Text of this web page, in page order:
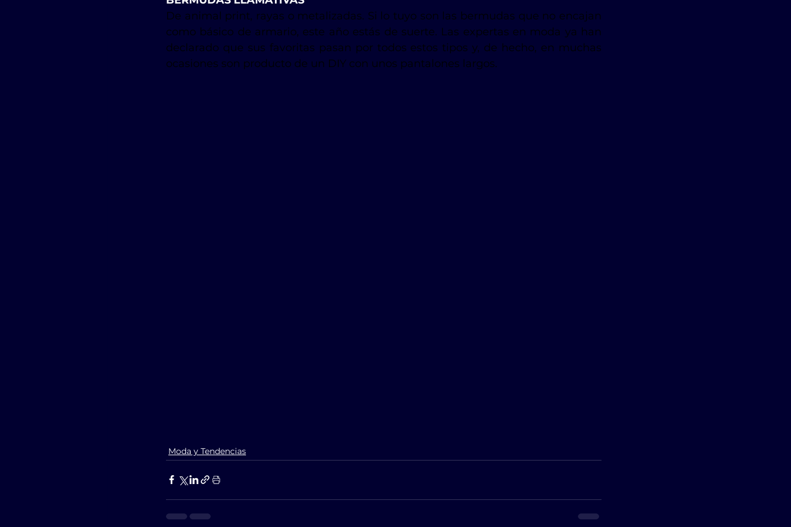
De animal print, rayas o metalizadas. Si lo tuyo son las bermudas que no encajan
como básico de armario, este año estás de suerte. Las expertas en moda ya han
declarado que sus favoritas pasan por todos estos tipos y, de hecho, en muchas
ocasiones son producto de un DIY con unos pantalones largos.
Moda y Tendencias